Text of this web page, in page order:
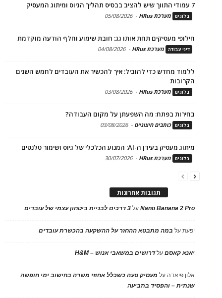
7 עמודי התווך שיש להציב בבסיס תהליך הגיוס ומיתוג המעסיק
בלוגים מערכת HRus -
05/08/2026
חילופי מעסיקים תחת אותו גג: חובת שימוע וחלף הודעה מוקדמת
דיני עבודה מערכת HRus -
04/08/2026
ללמוד מחדש כדי להוביל: איך להכשיר את העובדים לחמש השנים
הקרובות
בלוגים מערכת HRus -
03/08/2026
בחירות בפתח: מה השפעתן על מקום העבודה?
בלוגים כותבים חיצוניים -
03/08/2026
מיתוג מעסיק בעידן ה-AI: המנוע הכלכלי של גיוס ושימור טלנטים
בלוגים מערכת HRus -
30/07/2026
תגובות אחרונות
Nano Banana 2 Proעל 3 דרכים לבניית ביטחון עצמי של עובדים
יפעתעל במה מתבטא ההחזר על ההשקעה בהכשרת עובדים
יאנא קאסםעלדרושים במשאבי אנוש – H&M
אלון פיאדה על מעסיק טעה כשכלל אחוזי משרה בחישוב ימי חופשה
שנתית – והפסיד בתביעה